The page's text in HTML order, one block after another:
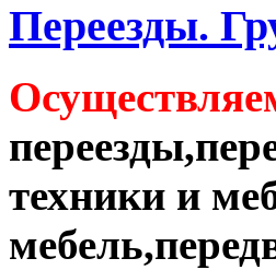
Переезды.
техники и